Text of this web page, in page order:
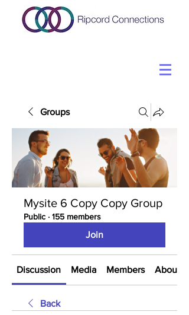
Groups
Mysite 6 Copy Copy Group
Public · 155 members
Join
Discussion Media Members About
Back